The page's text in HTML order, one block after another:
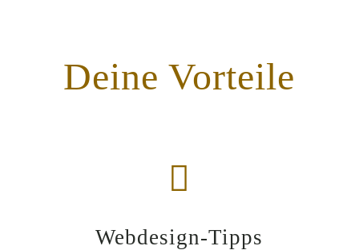
Deine Vorteile

Webdesign-Tipps